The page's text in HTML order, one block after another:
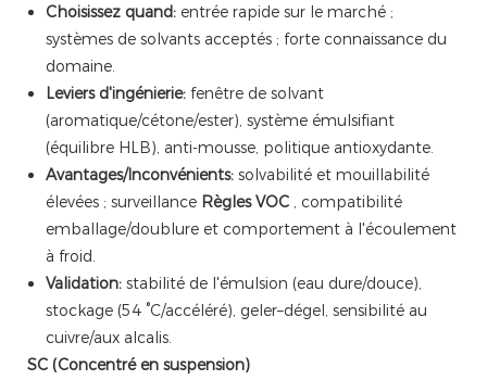
Choisissez quand: entrée rapide sur le marché ;
systèmes de solvants acceptés ; forte connaissance du
domaine.
Leviers d'ingénierie: fenêtre de solvant
(aromatique/cétone/ester), système émulsifiant
(équilibre HLB), anti-mousse, politique antioxydante.
Avantages/Inconvénients: solvabilité et mouillabilité
élevées ; surveillance Règles VOC , compatibilité
emballage/doublure et comportement à l'écoulement
à froid.
Validation: stabilité de l'émulsion (eau dure/douce),
stockage (54 °C/accéléré), geler–dégel, sensibilité au
cuivre/aux alcalis.
SC (Concentré en suspension)